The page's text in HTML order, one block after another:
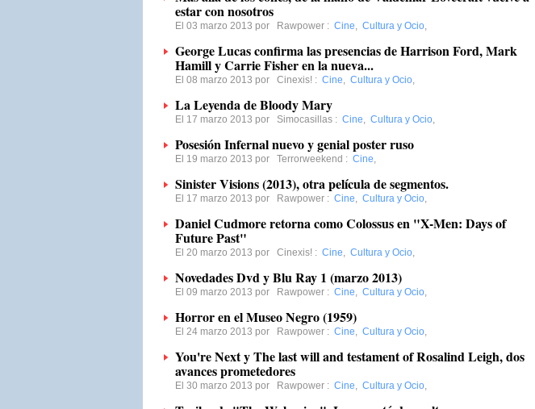
estar con nosotros
El 03 marzo 2013 por Rawpower : Cine, Cultura y Ocio,
George Lucas confirma las presencias de Harrison Ford, Mark
Hamill y Carrie Fisher en la nueva...
El 08 marzo 2013 por Cinexis! : Cine, Cultura y Ocio,
La Leyenda de Bloody Mary
El 17 marzo 2013 por Simocasillas : Cine, Cultura y Ocio,
Posesión Infernal nuevo y genial poster ruso
El 19 marzo 2013 por Terrorweekend : Cine,
Sinister Visions (2013), otra película de segmentos.
El 17 marzo 2013 por Rawpower : Cine, Cultura y Ocio,
Daniel Cudmore retorna como Colossus en "X-Men: Days of
Future Past"
El 20 marzo 2013 por Cinexis! : Cine, Cultura y Ocio,
Novedades Dvd y Blu Ray 1 (marzo 2013)
El 09 marzo 2013 por Rawpower : Cine, Cultura y Ocio,
Horror en el Museo Negro (1959)
El 24 marzo 2013 por Rawpower : Cine, Cultura y Ocio,
You're Next y The last will and testament of Rosalind Leigh, dos
avances prometedores
El 30 marzo 2013 por Rawpower : Cine, Cultura y Ocio,